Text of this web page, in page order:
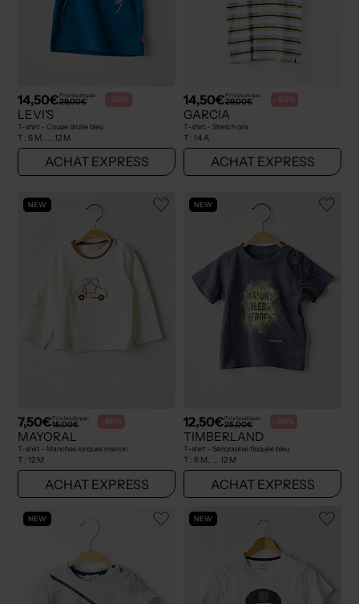
14,50€Prix boutique :
29,00€ -50%
LEVI'S
T-shirt - Coupe droite bleu
T : 6 M, ... 12 M
ACHAT EXPRESS
14,50€Prix boutique :
29,00€ -50%
GARCIA
T-shirt - Stretch gris
T : 14 A
ACHAT EXPRESS
NEW
7,50€Prix boutique :
15,00€ -50%
MAYORAL
T-shirt - Manches longues marron
T : 12 M
ACHAT EXPRESS
NEW
12,50€Prix boutique :
25,00€ -50%
TIMBERLAND
T-shirt - Sérigraphie floquée bleu
T : 6 M, ... 12 M
ACHAT EXPRESS
NEW NEW